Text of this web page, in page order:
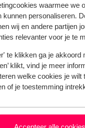
waarmee we
kunnen personaliseren.
wij en andere partijen
relevanter voor je te
te klikken ga je akkoord
klikt, vind je meer
welke cookies je
of je toestemming
Populaire
Vakantie
Vakantie
Vakantie
Vakantie
Privacy &